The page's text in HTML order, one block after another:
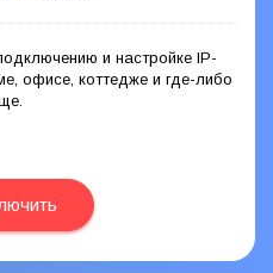
и настройке IP-
офисе, коттедже и где-либо